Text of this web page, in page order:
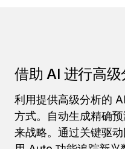
借助 AI 进行高级
利用提供高级分析的
方式。自动生成精确
来战略。通过关键驱